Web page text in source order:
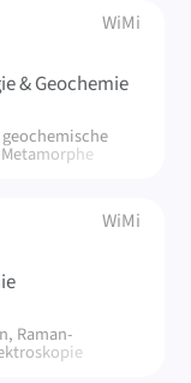
WiMi
& Geochemie
WiMi
Raman-